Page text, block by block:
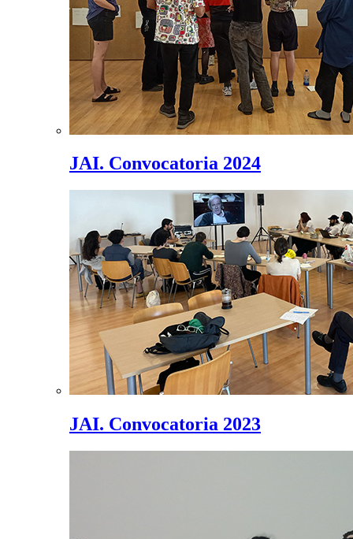
JAI. Convocatoria 2024
JAI. Convocatoria 2023